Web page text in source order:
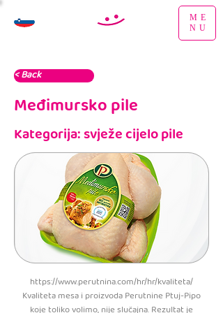
ME
NU
< Back
Međimursko pile
Kategorija: svježe cijelo pile
https://www.perutnina.com/hr/hr/kvaliteta/
Kvaliteta mesa i proizvoda Perutnine Ptuj-Pipo